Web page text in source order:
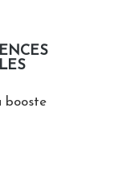
booste